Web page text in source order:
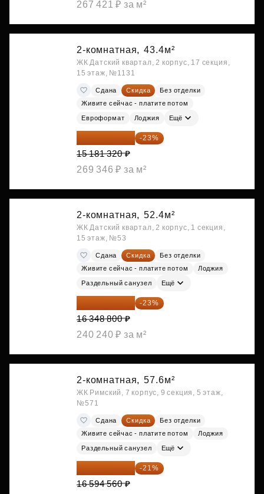
267 421 ₽ за м²
2-комнатная, 43.4м²
ЖК Датский квартал, 2 корпус, 17 секция,
15 этаж, №1131
Сдана Скидка
Без отделки
Живите сейчас - платите потом
Евроформат Лоджия Ещё
11 689 616 ₽ -23%
15 181 320 ₽
269 346 ₽ за м²
2-комнатная, 52.4м²
ЖК Датский квартал, 2 корпус, 1 секция,
15 этаж, №53
Сдана Скидка
Без отделки
Живите сейчас - платите потом
Лоджия
Раздельный санузел Ещё
12 588 576 ₽ -23%
16 348 800 ₽
240 240 ₽ за м²
2-комнатная, 57.6м²
ЖК Римский, 7 корпус, 9 секция, 5 этаж,
№571
Сдана Скидка
Без отделки
Живите сейчас - платите потом
Лоджия
Раздельный санузел Ещё
13 109 702 ₽ -21%
16 594 560 ₽